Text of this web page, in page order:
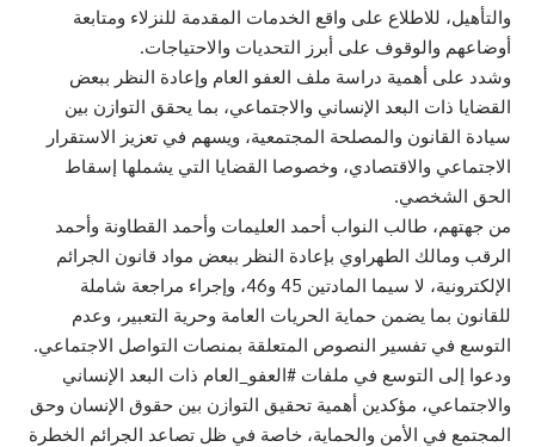
والتأهيل، للاطلاع على واقع الخدمات المقدمة للنزلاء ومتابعة
أوضاعهم والوقوف على أبرز التحديات والاحتياجات.
وشدد على أهمية دراسة ملف العفو العام وإعادة النظر ببعض
القضايا ذات البعد الإنساني والاجتماعي، بما يحقق التوازن بين
سيادة القانون والمصلحة المجتمعية، ويسهم في تعزيز الاستقرار
الاجتماعي والاقتصادي، وخصوصا القضايا التي يشملها إسقاط
الحق الشخصي.
من جهتهم، طالب النواب أحمد العليمات وأحمد القطاونة وأحمد
الرقب ومالك الطهراوي بإعادة النظر ببعض مواد قانون الجرائم
الإلكترونية، لا سيما المادتين 45 و46، وإجراء مراجعة شاملة
للقانون بما يضمن حماية الحريات العامة وحرية التعبير، وعدم
التوسع في تفسير النصوص المتعلقة بمنصات التواصل الاجتماعي.
ودعوا إلى التوسع في ملفات #العفو_العام ذات البعد الإنساني
والاجتماعي، مؤكدين أهمية تحقيق التوازن بين حقوق الإنسان وحق
المجتمع في الأمن والحماية، خاصة في ظل تصاعد الجرائم الخطرة